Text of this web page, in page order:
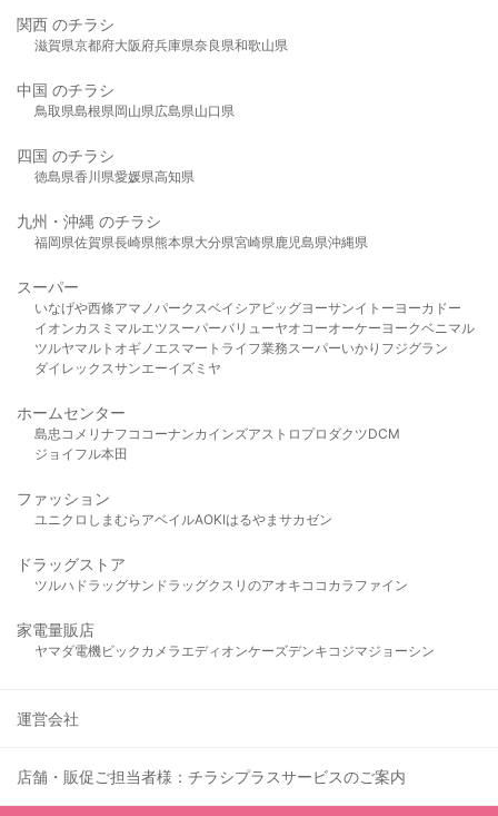
関西 のチラシ
滋賀県京都府大阪府兵庫県奈良県和歌山県
中国 のチラシ
鳥取県島根県岡山県広島県山口県
四国 のチラシ
徳島県香川県愛媛県高知県
九州・沖縄 のチラシ
福岡県佐賀県長崎県熊本県大分県宮崎県鹿児島県沖縄県
スーパー
いなげや西條アマノパークスベイシア ビッグヨーサンイトーヨーカドー
イオンカスミ マルエツスーパーバリューヤオコーオーケー ヨークベニマル
ツルヤマルト オギノ エスマート ライフ業務スーパーいかり フジグラン
ダイレックスサンエーイズミヤ
ホームセンター
島忠 コメリ ナフコ コーナンカインズアストロプロダクツDCM
ジョイフル本田
ファッション
ユニクロ しまむら アベイルAOKIはるやま サカゼン
ドラッグストア
ツルハドラッグサンドラッグクスリのアオキ ココカラファイン
家電量販店
ヤマダ電機ビックカメラ エディオンケーズデンキ コジマジョーシン
運営会社
店舗・販促ご担当者様：チラシプラスサービスのご案内